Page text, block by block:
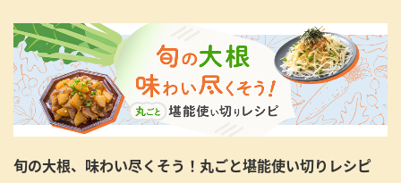
旬の大根、味わい尽くそう！丸ごと堪能使い切りレシピ